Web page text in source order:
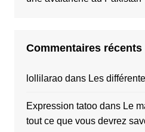
Commentaires récents
lollilaraodans Les
Expression tatoodans Le
tout ce que vous devrez